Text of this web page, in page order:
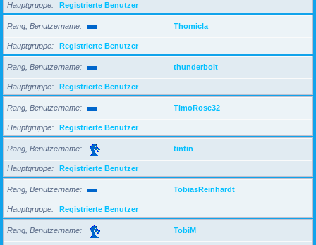
Hauptgruppe Registrierte Benutzer
Rang, Benutzername Thomicla
Hauptgruppe Registrierte Benutzer
Rang, Benutzername thunderbolt
Hauptgruppe Registrierte Benutzer
Rang, Benutzername TimoRose32
Hauptgruppe Registrierte Benutzer
Rang, Benutzername tintin
Hauptgruppe Registrierte Benutzer
Rang, Benutzername TobiasReinhardt
Hauptgruppe Registrierte Benutzer
Rang, Benutzername TobiM